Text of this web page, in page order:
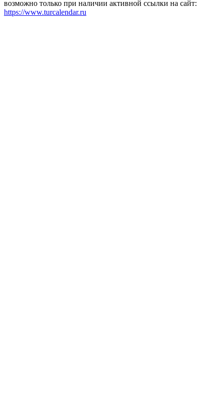
возможно только при наличии активной ссылки на сайт:
https://www.turcalendar.ru